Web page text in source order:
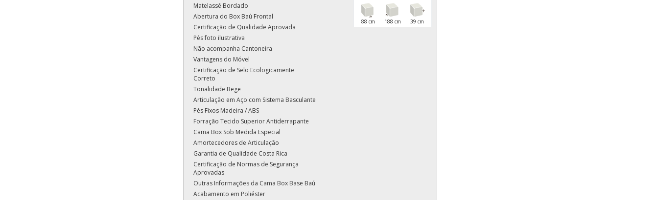
88 cm 188 cm 39 cm
Matelassê Bordado
Abertura do Box Baú Frontal
Certificação de Qualidade Aprovada
Pés foto ilustrativa
Não acompanha Cantoneira
Vantagens do Móvel
Certificação de Selo Ecologicamente
Correto
Tonalidade Bege
Articulação em Aço com Sistema Basculante
Pés Fixos Madeira / ABS
Forração Tecido Superior Antiderrapante
Cama Box Sob Medida Especial
Amortecedores de Articulação
Garantia de Qualidade Costa Rica
Certificação de Normas de Segurança
Aprovadas
Outras Informações da Cama Box Base Baú
Acabamento em Poliéster